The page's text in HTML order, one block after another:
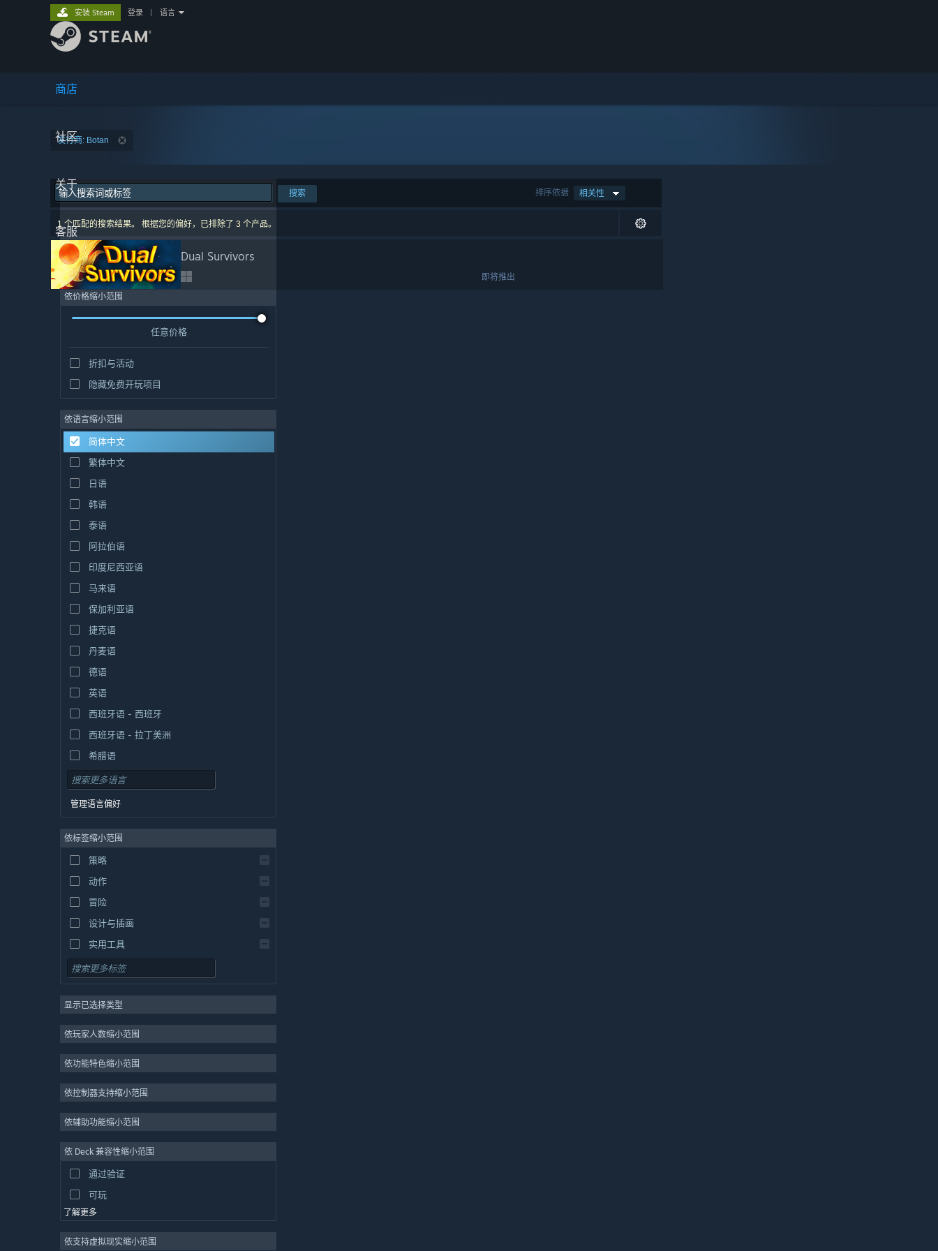
商店
社区
关于
客服
安装 Steam 登录 语言
发行商: Botan
排序依据 相关性
搜索
1 个匹配的搜索结果。 根据您的偏好，已排除了 3 个产品。
Dual Survivors
即将推出
依价格缩小范围
任意价格
折扣与活动
隐藏免费开玩项目
依语言缩小范围
简体中文
繁体中文
日语
韩语
泰语
阿拉伯语
印度尼西亚语
马来语
保加利亚语
捷克语
丹麦语
德语
英语
西班牙语 - 西班牙
西班牙语 - 拉丁美洲
希腊语
管理语言偏好
依标签缩小范围
策略
动作
冒险
设计与插画
实用工具
免费开玩
大型多人在线
独立
休闲
模拟
视频制作
照片编辑
显示已选择类型
依玩家人数缩小范围
依功能特色缩小范围
依控制器支持缩小范围
依辅助功能缩小范围
依 Deck 兼容性缩小范围
通过验证
可玩
了解更多
依支持虚拟现实缩小范围